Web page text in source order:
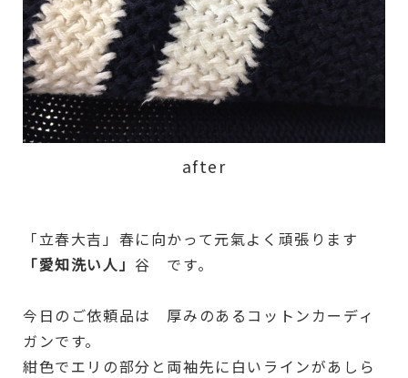
after
「立春大吉」春に向かって元氣よく頑張ります
「愛知洗い人」 谷 です。
今日のご依頼品は 厚みのあるコットンカーディ
ガンです。
紺色でエリの部分と両袖先に白いラインがあしら